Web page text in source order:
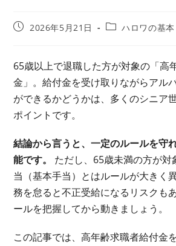
投
開
日:
2026年5月21日
投
テ
ゴ
リ
ー:
ハロワの基本
65歳以上で退職した方が対象の「高
金」。給付金を受け取りながらアル
ができるかどうかは、多くのシニア
ポイントです。
結論から言うと、一定のルールを守
能です。
ただし、65歳未満の方が対
当（基本手当）とはルールが大きく
務を怠ると不正受給になるリスクも
ールを把握してから動きましょう。
この記事では、高年齢求職者給付金